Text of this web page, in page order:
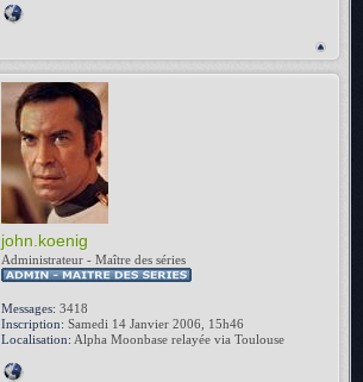
john.koenig
Administrateur - Maître des séries
Messages: 3418
Inscription: Samedi 14 Janvier 2006, 15h46
Localisation: Alpha Moonbase relayée via Toulouse